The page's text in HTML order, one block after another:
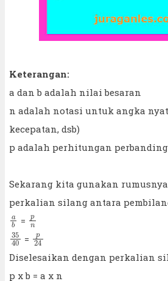
Keterangan:
a dan b adalah nilai besaran
n adalah notasi untuk angka
kecepatan, dsb)
p adalah perhitungan
Sekarang kita gunakan
perkalian silang antara
a
b = p
n
35
40 = p
24
Diselesaikan dengan perkalian
p x b = a x n